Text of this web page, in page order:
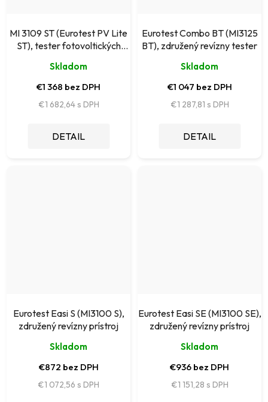
MI 3109 ST (Eurotest PV Lite
ST), tester fotovoltických
Skladom
€1 368 bez DPH
€1 682,64
DETAIL
Eurotest Combo BT (MI3125
BT), združený revízny tester
Skladom
€1 047 bez DPH
€1 287,81
DETAIL
Eurotest Easi S (MI3100 S),
združený revízny prístroj
Skladom
€872 bez DPH
€1 072,56
Eurotest Easi SE (MI3100 SE),
združený revízny prístroj
Skladom
€936 bez DPH
€1 151,28